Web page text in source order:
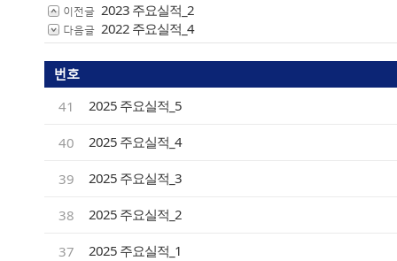
이전글 2023 주요실적_2
다음글 2022 주요실적_4
번호
41
2025 주요실적_5
40 2025 주요실적_4
39 2025 주요실적_3
38 2025 주요실적_2
37 2025 주요실적_1